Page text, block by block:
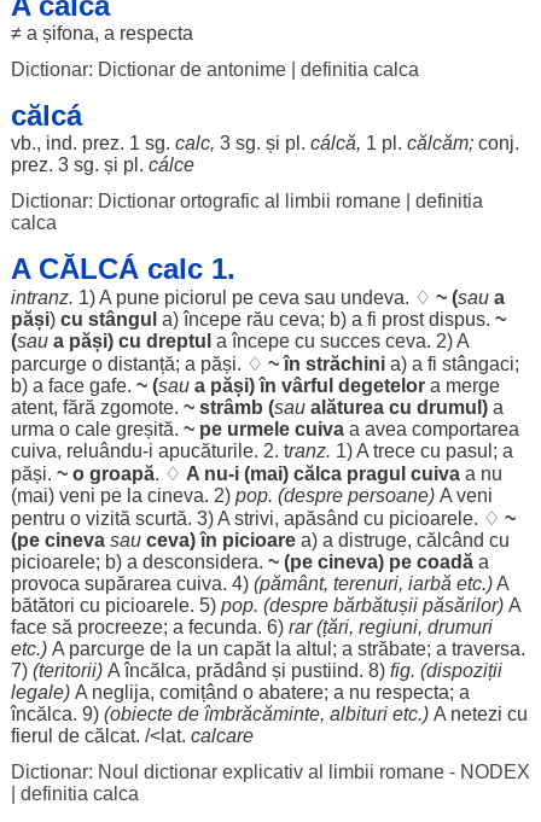
≠ a șifona, a respecta
Dictionar: Dictionar de antonime| definitia calca
călcá
vb., ind. prez. 1 sg. calc, 3 sg. și pl. cálcă, 1 pl. călcăm;conj.
prez. 3 sg. și pl. cálce
Dictionar: Dictionar ortografic al limbii romane| definitia
calca
A CĂLCÁ calc 1.
intranz. 1) A pune piciorul pe ceva sau undeva. ♢ ~ (sau a
păși) cu stângul a)începe rău ceva; b) a fi prost dispus. ~
(saua păși) cu dreptul aîncepecu succesceva. 2) A
parcurgeo distanță; a păși. ♢ ~ în străchini a) a fi stângaci;
b) a face gafe. ~ (saua păși) în vârful degetelora merge
atent, fără zgomote. ~ strâmb (sau alătureacu drumul ) a
urma o cale greșită. ~ pe urmelecuiva a avea comportarea
cuiva, reluându-i apucăturile. 2. tranz. 1) A trececu pasul ; a
păși. ~ o groapă. ♢ A nu-i (mai) călca pragul cuivaa nu
(mai) veni pe la cineva. 2) pop. (despre persoane) A veni
pentru o vizită scurtă. 3) A strivi, apăsând cu picioarele. ♢ ~
(pe cineva sauceva) în picioare a) a distruge, călcând cu
picioarele; b) a desconsidera. ~ (pe cineva) pe coadă a
provoca supărarea cuiva. 4) (pământ, terenuri, iarbă etc.)A
bătători cu picioarele. 5)pop. (despre bărbătușii păsărilor) A
facesă procreeze; a fecunda. 6) rar(țări, regiuni, drumuri
etc.) A parcurgede la un capătla altul ; a străbate; a traversa.
7)(teritorii) Aîncălca, prădând și pustiind. 8)fig. (dispoziții
legale) A neglija, comițând o abatere; a nu respecta; a
încălca. 9) (obiectede îmbrăcăminte, albiturietc.) A netezi cu
fierul de călcat. /<lat. calcare
Dictionar: Noul dictionar explicativ al limbii romane - NODEX
definitia calca